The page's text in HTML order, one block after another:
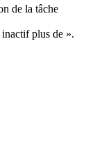
de la tâche
plus de ».